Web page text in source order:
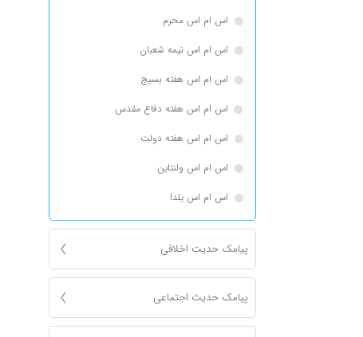
اس ام اس محرم
اس ام اس نیمه شعبان
اس ام اس هفته بسیج
اس ام اس هفته دفاع مقدس
اس ام اس هفته دولت
اس ام اس ولنتاین
اس ام اس یلدا
پیامک حدیت اخلاقی
پیامک حدیث اجتماعی